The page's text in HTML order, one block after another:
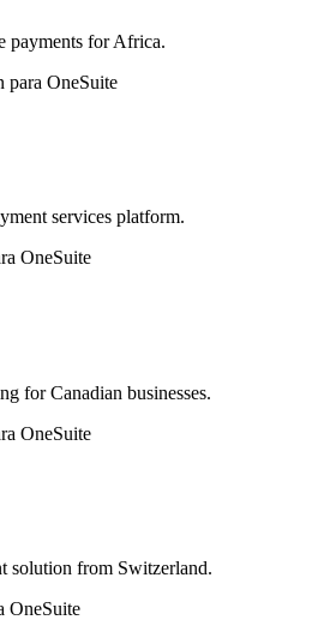
payments for Africa.
services platform.
for Canadian businesses.
solution from Switzerland.